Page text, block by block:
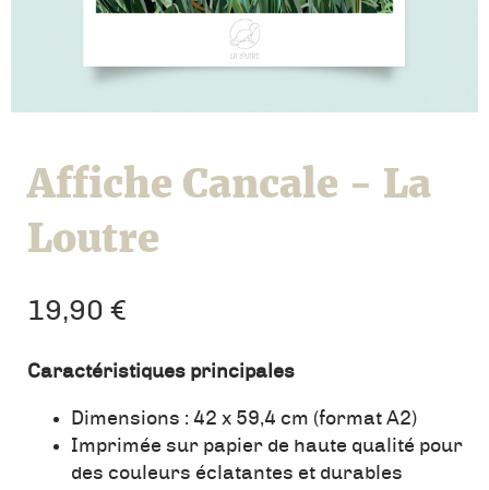
Affiche Cancale - La
Loutre
19,90 €
Caractéristiques principales
Dimensions : 42 x 59,4 cm (format A2)
Imprimée sur papier de haute qualité pour
des couleurs éclatantes et durables